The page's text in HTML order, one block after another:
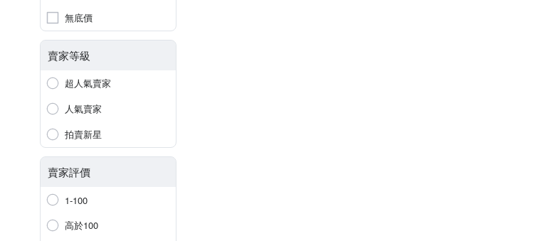
無底價
賣家等級
超人氣賣家
人氣賣家
拍賣新星
賣家評價
1-100
高於100